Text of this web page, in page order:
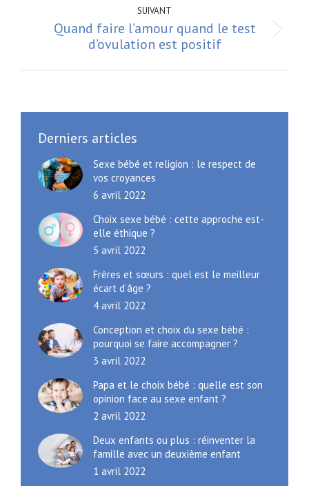
SUIVANT
Article
suivant
Quand faire l’amour quand le test
d’ovulation est positif
Derniers articles
Sexe bébé et religion : le respect de
vos croyances
6 avril 2022
Choix sexe bébé : cette approche est-
elle éthique ?
5 avril 2022
Frères et sœurs : quel est le meilleur
écart d’âge ?
4 avril 2022
Conception et choix du sexe bébé :
pourquoi se faire accompagner ?
3 avril 2022
Papa et le choix bébé : quelle est son
opinion face au sexe enfant ?
2 avril 2022
Deux enfants ou plus : réinventer la
famille avec un deuxième enfant
1 avril 2022